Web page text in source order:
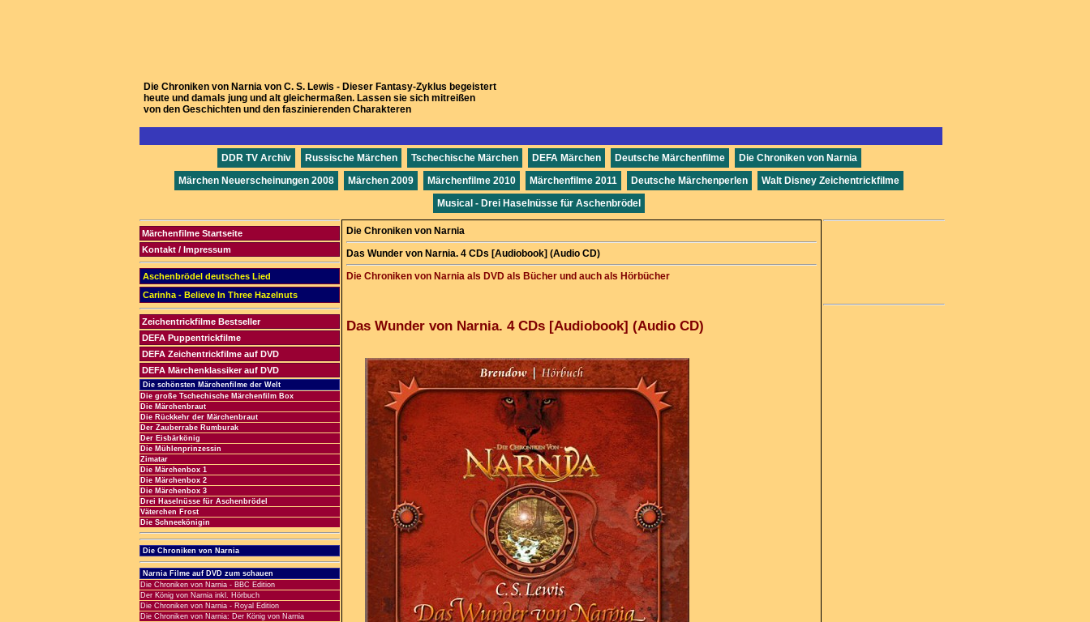
Die Chroniken von Narnia von C. S. Lewis - Dieser Fantasy-Zyklus begeistert
heute und damals jung und alt gleichermaßen. Lassen sie sich mitreißen
von den Geschichten und den faszinierenden Charakteren
DDR TV Archiv Russische Märchen Tschechische Märchen DEFA Märchen Deutsche Märchenfilme
Die Chroniken von Narnia
Märchen Neuerscheinungen 2008
Märchen 2009 Märchenfilme 2010 Märchenfilme 2011 Deutsche Märchenperlen
Walt Disney Zeichentrickfilme
Musical - Drei Haselnüsse für Aschenbrödel
Märchenfilme Startseite
Kontakt / Impressum
Aschenbrödel deutsches Lied
Carinha - Believe In Three Hazelnuts
Zeichentrickfilme Bestseller
DEFA Puppentrickfilme
DEFA Zeichentrickfilme auf DVD
DEFA Märchenklassiker auf DVD
Die schönsten Märchenfilme der Welt
Die große Tschechische Märchenfilm Box
Die Märchenbraut
Die Rückkehr der Märchenbraut
Der Zauberrabe Rumburak
Der Eisbärkönig
Die Mühlenprinzessin
Zimatar
Die Märchenbox 1
Die Märchenbox 2
Die Märchenbox 3
Drei Haselnüsse für Aschenbrödel
Väterchen Frost
Die Schneekönigin
Die Chroniken von Narnia
Narnia Filme auf DVD zum schauen
Die Chroniken von Narnia - BBC Edition
Der König von Narnia inkl. Hörbuch
Die Chroniken von Narnia - Royal Edition
Die Chroniken von Narnia: Der König von Narnia
Die Chroniken von Narnia
Das Wunder von Narnia. 4 CDs [Audiobook] (Audio CD)
Die Chroniken von Narnia als DVD als Bücher und auch als Hörbücher
Das Wunder von Narnia. 4 CDs [Audiobook] (Audio CD)